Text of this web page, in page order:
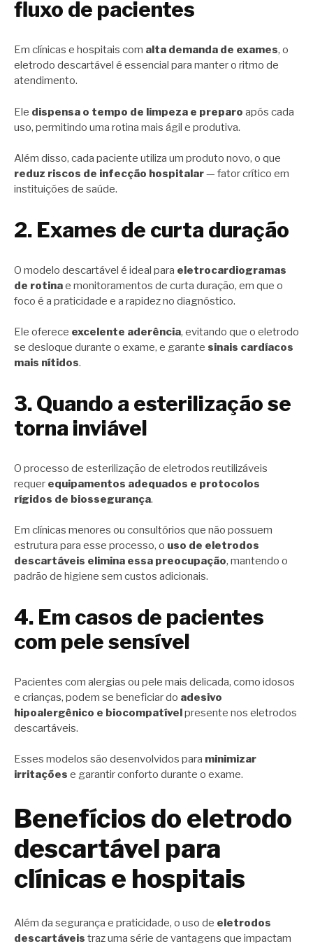
fluxo de pacientes
Em clínicas e hospitais com alta demanda de exames, o
eletrodo descartável é essencial para manter o ritmo de
atendimento.
Ele dispensa o tempo de limpeza e preparo após cada
uso, permitindo uma rotina mais ágil e produtiva.
Além disso, cada paciente utiliza um produto novo, o que
reduz riscos de infecção hospitalar— fator crítico em
instituições de saúde.
2. Exames de curta duração
O modelo descartável é ideal para eletrocardiogramas
de rotinae monitoramentos de curta duração, em que o
foco é a praticidade e a rapidez no diagnóstico.
Ele oferece excelente aderência, evitando que o eletrodo
se desloque durante o exame, e garante sinais cardíacos
mais nítidos.
3. Quando a esterilização se
torna inviável
O processo de esterilização de eletrodos reutilizáveis
requer equipamentos adequados e protocolos
rígidos de biossegurança.
Em clínicas menores ou consultórios que não possuem
estrutura para esse processo, o uso de eletrodos
descartáveis elimina essa preocupação, mantendo o
padrão de higiene sem custos adicionais.
4. Em casos de pacientes
com pele sensível
Pacientes com alergias ou pele mais delicada, como idosos
e crianças, podem se beneficiar do adesivo
hipoalergênico e biocompatívelpresente nos eletrodos
descartáveis.
Esses modelos são desenvolvidos para minimizar
irritações e garantir conforto durante o exame.
Benefícios do eletrodo
descartável para
clínicas e hospitais
Além da segurança e praticidade, o uso de eletrodos
descartáveis traz uma série de vantagens que impactam